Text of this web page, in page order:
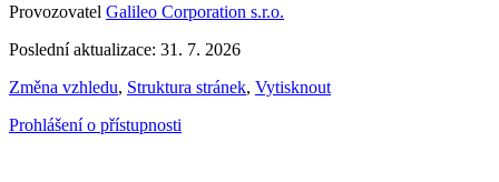
Provozovatel Galileo Corporation s.r.o.
Poslední aktualizace: 31. 7. 2026
Změna vzhledu, Struktura stránek, Vytisknout
Prohlášení o přístupnosti